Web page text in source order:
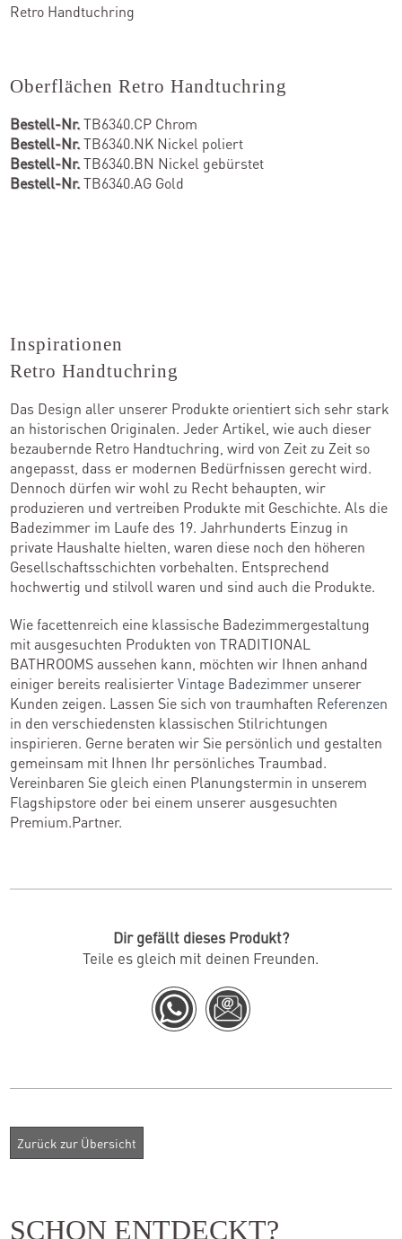
Retro Handtuchring
Oberflächen Retro Handtuchring
Bestell-Nr.TB6340.CP Chrom
Bestell-Nr.TB6340.NK Nickel poliert
Bestell-Nr.TB6340.BN Nickel gebürstet
Bestell-Nr.TB6340.AG Gold
Inspirationen
Retro Handtuchring
Das Design aller unserer Produkte orientiert sich sehr stark
an historischen Originalen. Jeder Artikel, wie auch dieser
bezaubernde Retro Handtuchring, wird von Zeit zu Zeit so
angepasst, dass er modernen Bedürfnissen gerecht wird.
Dennoch dürfen wir wohl zu Recht behaupten, wir
produzieren und vertreiben Produkte mit Geschichte. Als die
Badezimmer im Laufe des 19. Jahrhunderts Einzug in
private Haushalte hielten, waren diese noch den höheren
Gesellschaftsschichten vorbehalten. Entsprechend
hochwertig und stilvoll waren und sind auch die Produkte.
Wie facettenreich eine klassische Badezimmergestaltung
mit ausgesuchten Produkten von TRADITIONAL
BATHROOMS aussehen kann, möchten wir Ihnen anhand
einiger bereits realisierterVintage Badezimmer unserer
Kunden zeigen. Lassen Sie sich von traumhaften Referenzen
in den verschiedensten klassischen Stilrichtungen
inspirieren. Gerne beraten wir Sie persönlich und gestalten
gemeinsam mit Ihnen Ihr persönliches Traumbad.
Vereinbaren Sie gleich einen Planungstermin in unserem
Flagshipstore oder bei einem unserer ausgesuchten
Premium.Partner.
Dir gefällt dieses Produkt?
Teile es gleich mit deinen Freunden.
SCHON ENTDECKT?